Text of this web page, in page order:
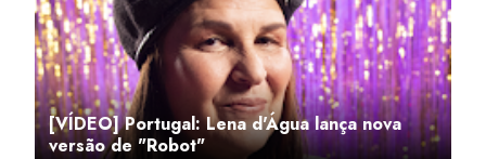
[VÍDEO] Portugal: Lena d'Água lança nova
versão de "Robot"